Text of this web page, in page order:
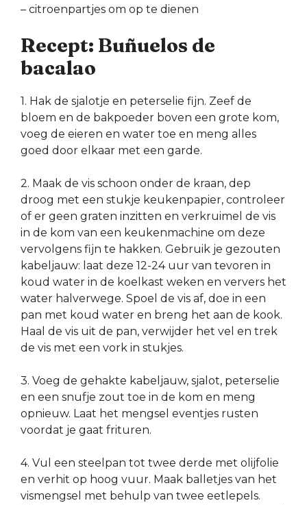
– citroenpartjes om op te dienen
Recept: Buñuelos de
bacalao
1. Hak de sjalotje en peterselie fijn. Zeef de
bloem en de bakpoeder boven een grote kom,
voeg de eieren en water toe en meng alles
goed door elkaar met een garde.
2. Maak de vis schoon onder de kraan, dep
droog met een stukje keukenpapier, controleer
of er geen graten inzitten en verkruimel de vis
in de kom van een keukenmachine om deze
vervolgens fijn te hakken. Gebruik je gezouten
kabeljauw: laat deze 12-24 uur van tevoren in
koud water in de koelkast weken en ververs het
water halverwege. Spoel de vis af, doe in een
pan met koud water en breng het aan de kook.
Haal de vis uit de pan, verwijder het vel en trek
de vis met een vork in stukjes.
3. Voeg de gehakte kabeljauw, sjalot, peterselie
en een snufje zout toe in de kom en meng
opnieuw. Laat het mengsel eventjes rusten
voordat je gaat frituren.
4. Vul een steelpan tot twee derde met olijfolie
en verhit op hoog vuur. Maak balletjes van het
vismengsel met behulp van twee eetlepels.